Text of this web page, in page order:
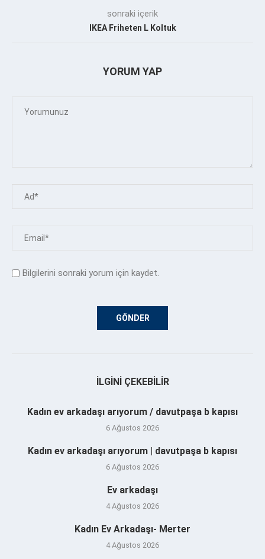
sonraki içerik
IKEA Friheten L Koltuk
YORUM YAP
Bilgilerini sonraki yorum için kaydet.
İLGINI ÇEKEBILIR
Kadın ev arkadaşı arıyorum / davutpaşa b kapısı
6 Ağustos 2026
Kadın ev arkadaşı arıyorum | davutpaşa b kapısı
6 Ağustos 2026
Ev arkadaşı
4 Ağustos 2026
Kadın Ev Arkadaşı- Merter
4 Ağustos 2026